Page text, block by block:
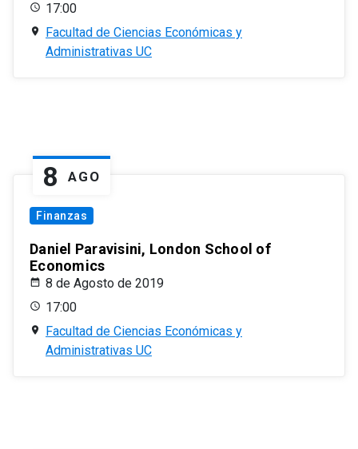
17:00
Facultad de Ciencias Económicas y
Administrativas UC
8 AGO
Finanzas
Daniel Paravisini, London School of
Economics
8 de Agosto de 2019
17:00
Facultad de Ciencias Económicas y
Administrativas UC